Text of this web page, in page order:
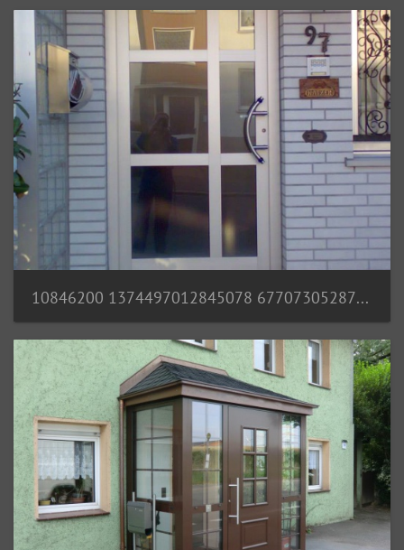
10846200 1374497012845078 6770730528763587862 n